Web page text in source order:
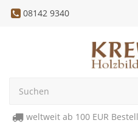
08142 9340
weltweit ab 100 EUR